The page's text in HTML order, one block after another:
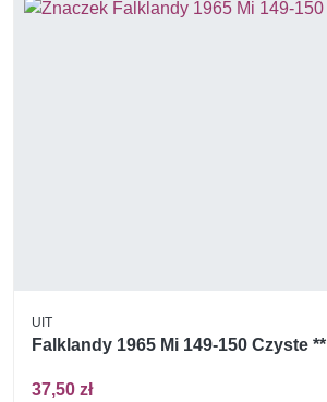
UIT
Falklandy 1965 Mi 149-150 Czyste **
37,50 zł